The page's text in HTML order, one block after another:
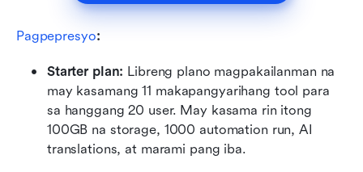
Pagpepresyo:
Starter plan: Libreng plano magpakailanman na
may kasamang 11 makapangyarihang tool para
sa hanggang 20 user. May kasama rin itong
100GB na storage, 1000 automation run, AI
translations, at marami pang iba.